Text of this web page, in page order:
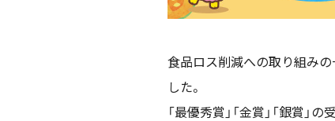
食品ロス削減への取り組みの
した。
「最優秀賞」「金賞」「銀賞」